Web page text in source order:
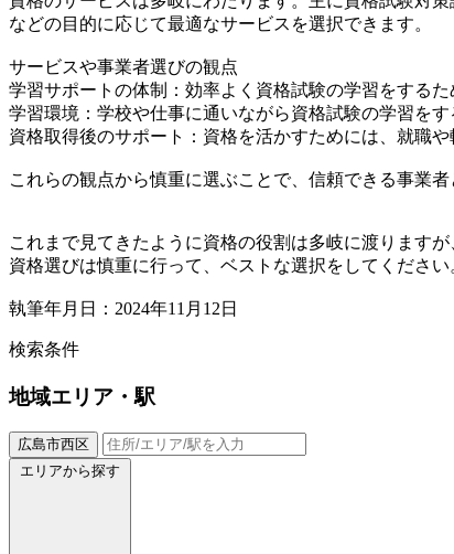
などの目的に応じて最適なサービスを選択できます。
サービスや事業者選びの観点
学習サポートの体制：効率よく資格試験の学習をする
学習環境：学校や仕事に通いながら資格試験の学習を
資格​​取得後のサポート：資格を活かすためには、就職
これらの観点から慎重に選ぶことで、信頼できる事業者
これまで見てきたように資格の役割は多岐に渡ります
資格選びは慎重に行って、ベストな選択をしてください
執筆年月日：2024年11月12日
検索条件
地域エリア・駅
広島市西区
エリアから探す